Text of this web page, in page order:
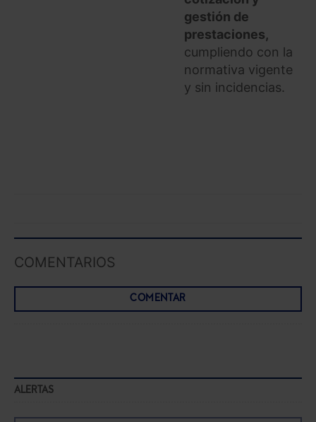
las que sean indispensables para la navegación.
Saber más acerca de las cookies
gestión de
prestaciones,
cumpliendo con la
normativa vigente
y sin incidencias.
COMENTARIOS
COMENTAR
ALERTAS